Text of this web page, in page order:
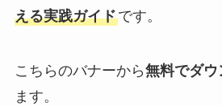
える実践ガイドです。
こちらのバナーから無料でダウ
ます。